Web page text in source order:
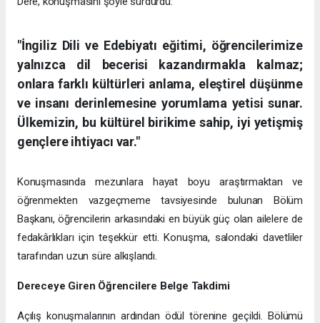
"İngiliz Dili ve Edebiyatı eğitimi, öğrencilerimize
yalnızca dil becerisi kazandırmakla kalmaz;
onlara farklı kültürleri anlama, eleştirel düşünme
ve insanı derinlemesine yorumlama yetisi sunar.
Ülkemizin, bu kültürel birikime sahip, iyi yetişmiş
gençlere ihtiyacı var."
Konuşmasında mezunlara hayat boyu araştırmaktan ve
öğrenmekten vazgeçmeme tavsiyesinde bulunan Bölüm
Başkanı, öğrencilerin arkasındaki en büyük güç olan ailelere de
fedakârlıkları için teşekkür etti. Konuşma, salondaki davetliler
tarafından uzun süre alkışlandı.
Dereceye Giren Öğrencilere Belge Takdimi
Açılış konuşmalarının ardından ödül törenine geçildi. Bölümü